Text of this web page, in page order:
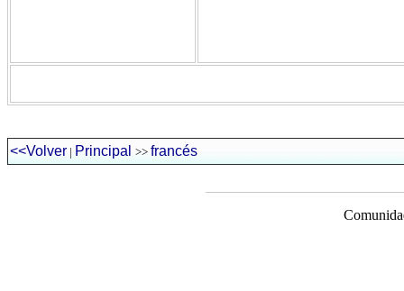
<<Volver | Principal >> francés